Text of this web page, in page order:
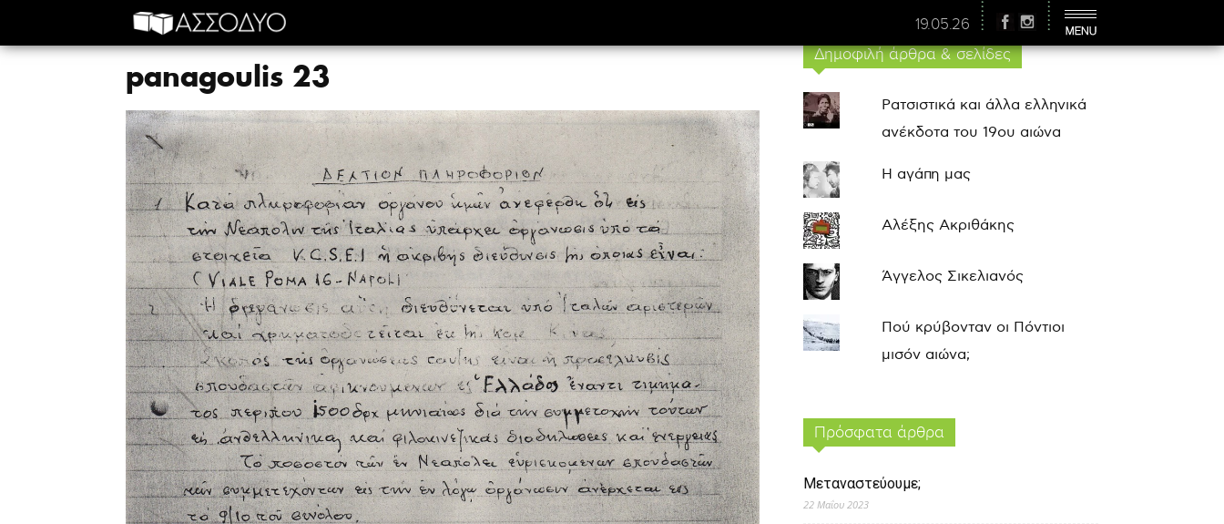
19.05.26
panagoulis 23
Δημοφιλή άρθρα & σελίδες
Ρατσιστικά και άλλα ελληνικά
ανέκδοτα του 19ου αιώνα
Η αγάπη μας
Αλέξης Ακριθάκης
Άγγελος Σικελιανός
Πού κρύβονταν οι Πόντιοι
μισόν αιώνα;
Πρόσφατα άρθρα
Μεταναστεύουμε;
22 Μαΐου 2023